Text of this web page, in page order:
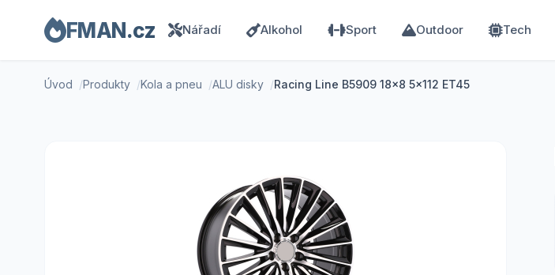
FMAN.cz Nářadí Alkohol Sport Outdoor Tech
Úvod Produkty Kola a pneu ALU disky Racing Line B5909 18x8 5x112 ET45